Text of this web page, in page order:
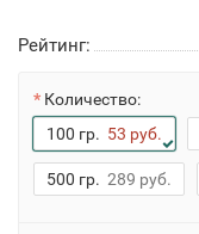
Рейтинг:
Количество:
100 гр. 53 руб.
500 гр. 289 руб.